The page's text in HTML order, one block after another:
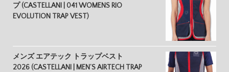
プ (CASTELLANI | 041 WOMENS RIO
EVOLUTION TRAP VEST)
メンズ エアテック トラップベスト
2026 (CASTELLANI | MEN’S AIRTECH TRAP